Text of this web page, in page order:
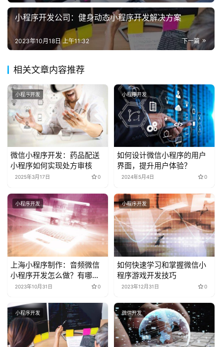
小程序开发公司：健身动态小程序开发解决方案
下一篇
2023年10月18日 上午11:32
相关文章内容推荐
小程序开发
微信小程序开发：药品配送
小程序如何实现处方审核
2025年3月17日 0
小程序开发
如何设计微信小程序的用户
界面，提升用户体验？
2024年5月4日 0
小程序开发
上海小程序制作：音频微信
小程序开发怎么做？有哪些
功能
2023年10月31日 0
小程序开发
如何快速学习和掌握微信小
程序游戏开发技巧
2023年12月31日 0
小程序开发 微信开发